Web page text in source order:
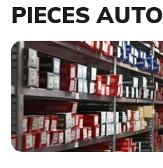
PIECES AUTO